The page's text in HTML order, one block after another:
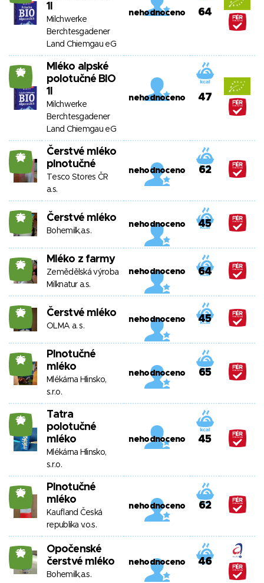
1l
Milchwerke
Berchtesgadener
Land Chiemgau eG
nehodnoceno 64
26
Mléko alpské
polotučné BIO
1l
Milchwerke
Berchtesgadener
Land Chiemgau eG
nehodnoceno 47
26
Čerstvé mléko
plnotučné
Tesco Stores ČR
a.s.
nehodnoceno 62
26 Čerstvé mléko
Bohemilk,a.s.
nehodnoceno 45
26 Mléko z farmy
Zemědělská výroba
Milknatur a.s.
nehodnoceno 64
26 Čerstvé mléko
OLMA a. s.
nehodnoceno 45
26
Plnotučné
mléko
Mlékárna Hlinsko,
s.r.o.
nehodnoceno 65
26
Tatra
polotučné
mléko
Mlékárna Hlinsko,
s.r.o.
nehodnoceno 45
26
Plnotučné
mléko
Kaufland Česká
republika v.o.s.
nehodnoceno 62
26
Opočenské
čerstvé mléko
Bohemilk,a.s.
nehodnoceno 46